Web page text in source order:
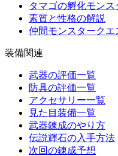
タマゴの孵化モンス
素質と性格の解説
仲間モンスタークエ
装備関連
武器の評価一覧
防具の評価一覧
アクセサリー一覧
見た目装備一覧
武器錬成のやり方
伝説輝石の入手方法
次回の錬成予想